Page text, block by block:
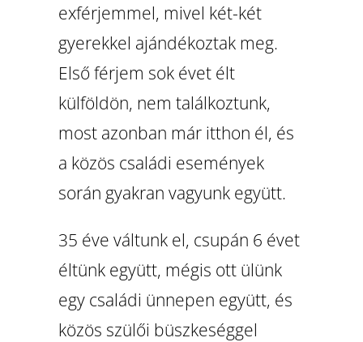
exférjemmel, mivel két-két
gyerekkel ajándékoztak meg.
Első férjem sok évet élt
külföldön, nem találkoztunk,
most azonban már itthon él, és
a közös családi események
során gyakran vagyunk együtt.
35 éve váltunk el, csupán 6 évet
éltünk együtt, mégis ott ülünk
egy családi ünnepen együtt, és
közös szülői büszkeséggel